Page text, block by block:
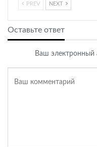
PREV NEXT
Оставьте ответ
Ваш электронный